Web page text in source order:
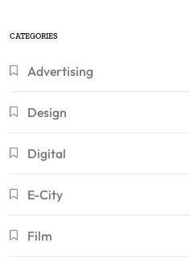
CATEGORIES
Advertising
Design
Digital
E-City
Film